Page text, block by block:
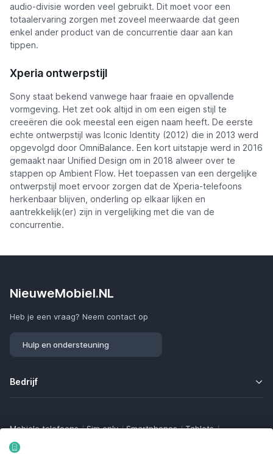
audio-divisie worden veel gebruikt. Dit moet voor een
totaalervaring zorgen met zoveel meerwaarde dat geen
enkel ander product van de concurrentie daar aan kan
tippen.
Xperia ontwerpstijl
Sony staat bekend vanwege haar fraaie en opvallende
vormgeving. Het zet ook altijd in om een eigen stijl te
creeëren die ook meestal een eigen naam heeft. De eerste
echte ontwerpstijl was Iconic Identity (2012) die in 2013 werd
opgevolgd door OmniBalance. Een kort uitstapje werd in 2016
gemaakt naar Unified Design om in 2018 alweer over te
stappen op Ambient Flow. Het toepassen van een dergelijke
ontwerpstijl moet ervoor zorgen dat de Xperia-telefoons
herkenbaar blijven, onderling op elkaar lijken en
aantrekkelijk(er) zijn in vergelijking met die van de
concurrentie.
NieuweMobiel.NL
Heb je een vraag? Neem contact op
Hulp en ondersteuning
Bedrijf
Mobiele telefoons / Sim only / Smartphones / Tablets /
Smartwatches